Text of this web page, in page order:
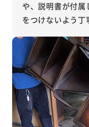
や、説明書が付
をつけないよう丁